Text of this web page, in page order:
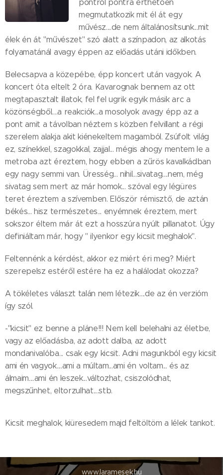
pontról pontra érthetően
megmutatkozik mit él át egy
művész....de nem általánosítsunk...mit
élek én át "művészet" szó alatt a színpadon, az alkotás
folyamatánál avagy éppen az előadás utáni időkben.
Belecsapva a közepébe, épp koncert után vagyok. A
koncert óta eltelt 2 óra. Kavarognak bennem az ott
megtapasztalt illatok, fel fel ugrik egyik másik arc a
közönségből....a reakciók...a mosolyok avagy épp az a
pont amit a távolban néztem s közben felvillant a régi
szerelem alakja akit kiénekeltem magamból. Zsúfolt világ
ez, színekkel, szagokkal, zajjal... mégis ahogy mentem le a
metroba azt éreztem, hogy ebben a zűrös kavalkádban
egy nagy semmi van. Üresség... nihil...sivatag....nem, még
sivatag sem mert az már homok... szóval egy légüres
teret éreztem a szívemben. Először rémisztő, de aztán
békés... hisz természetes... enyémnek éreztem, mert
sokszor éltem már át ezt a hosszúra nyúlt pillanatot. Úgy
definiáltam már, hogy " ilyenkor egy kicsit meghalok".
Feltennénk a kérdést, akkor ez miért éri meg? Miért
szerepelsz estéről estére ha ez a halálodat okozza?
A tökéletes választ talán nem létezik....de az én verzióm
így szól.
-"kicsit" ez benne a pláne!!! Nem kell belehalni az életbe,
vagy az előadásba, az adott dalba, az adott
mondanivalóba... csak egy kicsit. Adni magunkból egy kicsit
ami én vagyok....ami a múltam...ami én voltam... és az
álmaim....ami én leszek...változhat, csiszolódhat,
megszűnhet, eltorzulhat....stb.
Kicsit meghalok, kiüresedem majd feltöltöm a lélek tankot.
www.laramesek.hu